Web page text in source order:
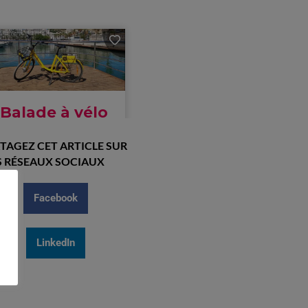
CET ARTICLE SUR
RÉSEAUX SOCIAUX
Facebook
LinkedIn